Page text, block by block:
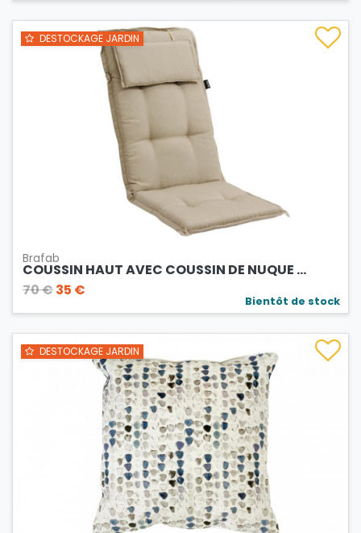
DESTOCKAGE JARDIN
Brafab
COUSSIN HAUT AVEC COUSSIN DE NUQUE ...
70 €35 €
Bientôt de stock
DESTOCKAGE JARDIN